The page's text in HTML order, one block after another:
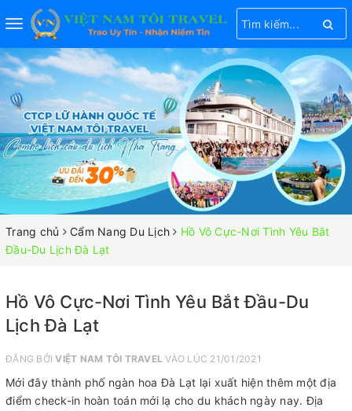
Toggle
navigation
Trang chủ Cẩm Nang Du Lịch
Hồ Vô Cực-Nơi Tình Yêu Bắt
Đầu-Du Lịch Đà Lạt
Hồ Vô Cực-Nơi Tình Yêu Bắt Đầu-Du
Lịch Đà Lạt
ĐĂNG BỞIVIỆT NAM TÔI TRAVEL VÀO LÚC 21/01/2021
Mới đây thành phố ngàn hoa Đà Lạt lại xuất hiện thêm một địa
điểm check-in hoàn toán mới lạ cho du khách ngày nay. Địa